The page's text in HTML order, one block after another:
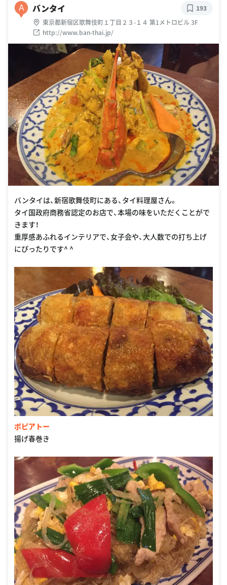
A バンタイ
東京都新宿区歌舞伎町１丁目２３-１４ 第1メトロビル 3F
http://www.ban-thai.jp/
193
バンタイは、新宿歌舞伎町にある、タイ料理屋さん。
タイ国政府商務省認定のお店で、本場の味をいただくことがで
きます！
重厚感あふれるインテリアで、女子会や、大人数での打ち上げ
にぴったりです^ ^
ポピアトー
揚げ春巻き